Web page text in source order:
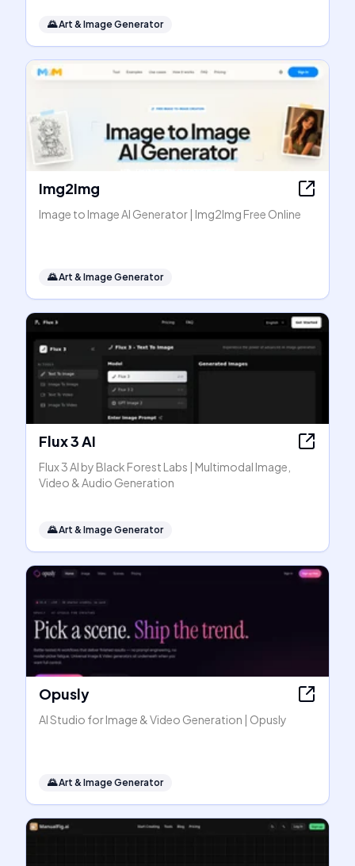
🌄Art & Image Generator
Img2Img
Image to Image AI Generator | Img2Img Free Online
🌄Art & Image Generator
Flux 3 AI
Flux 3 AI by Black Forest Labs | Multimodal Image,
Video & Audio Generation
🌄Art & Image Generator
Opusly
AI Studio for Image & Video Generation | Opusly
🌄Art & Image Generator